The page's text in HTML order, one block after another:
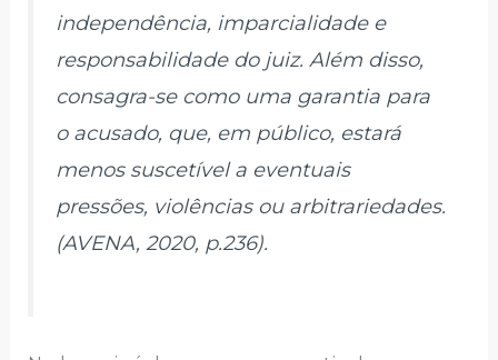
independência, imparcialidade e
responsabilidade do juiz. Além disso,
consagra-se como uma garantia para
o acusado, que, em público, estará
menos suscetível a eventuais
pressões, violências ou arbitrariedades.
(AVENA, 2020, p.236).